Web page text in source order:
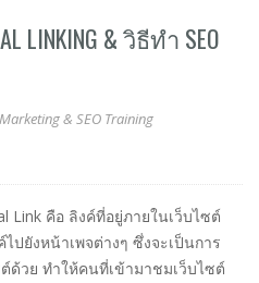
LINKING & วิธีทำ SEO
& SEO Training
Link คือ ลิงค์ที่อยู่ภายในเว็บไซต์
ปยังหน้าเพจต่างๆ ซึ่งจะเป็นการ
ด้วย ทำให้คนที่เข้ามาชมเว็บไซต์